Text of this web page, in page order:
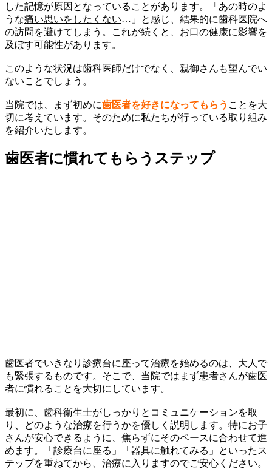
した記憶が原因となっていることがあります。「あの時のよ
うな痛い思いをしたくない…」と感じ、結果的に歯科医院へ
の訪問を避けてしまう。これが続くと、お口の健康に影響を
及ぼす可能性があります。
このような状況は歯科医師だけでなく、親御さんも望んでい
ないことでしょう。
当院では、まず初めに歯医者を好きになってもらう ことを大
切に考えています。そのために私たちが行っている取り組み
を紹介いたします。
歯医者に慣れてもらうステップ
歯医者でいきなり診療台に座って治療を始めるのは、大人で
も緊張するものです。そこで、当院ではまず患者さんが歯医
者に慣れることを大切にしています。
最初に、歯科衛生士がしっかりとコミュニケーションを取
り、どのような治療を行うかを優しく説明します。特にお子
さんが安心できるように、焦らずにそのペースに合わせて進
めます。「診療台に座る」「器具に触れてみる」といったス
テップを重ねてから、治療に入りますのでご安心ください。